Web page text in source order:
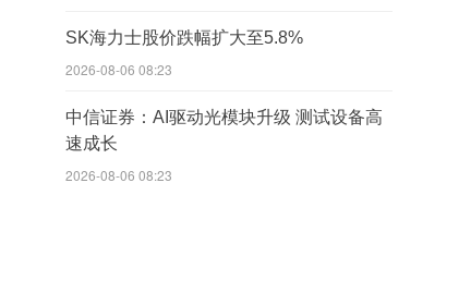
SK海力士股价跌幅扩大至5.8%
2026-08-06 08:23
中信证券：AI驱动光模块升级 测试设备高
速成长
2026-08-06 08:23